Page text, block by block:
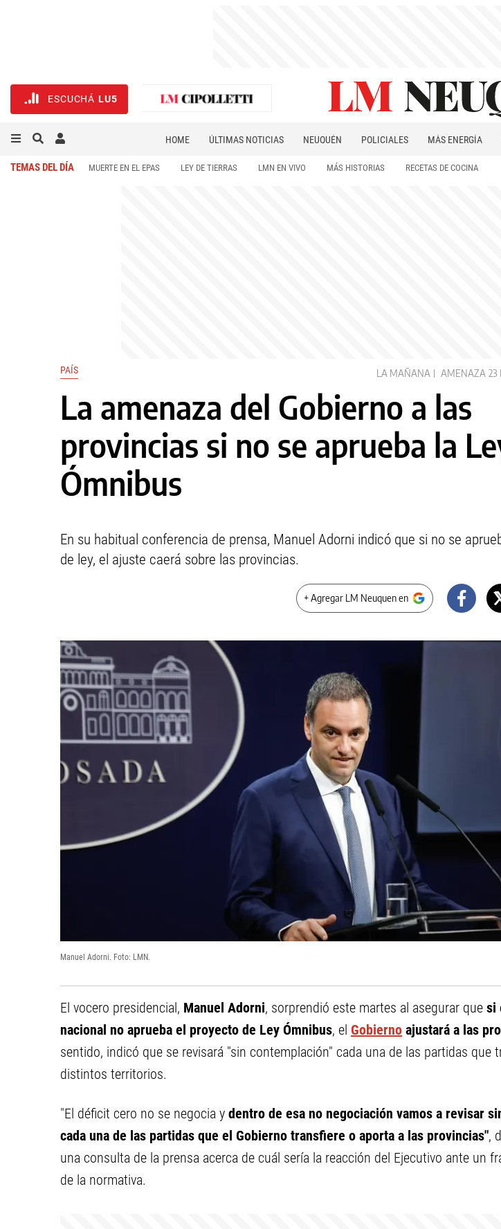
ESCUCHÁ LU5
HOME ÚLTIMAS NOTICIAS NEUQUÉN POLICIALES MÁS ENERGÍA
TEMAS DEL DÍA MUERTE EN EL EPAS LEY DE TIERRAS LMN EN VIVO MÁS HISTORIAS RECETAS DE COCINA
PAÍS LA MAÑANA AMENAZA 23
La amenaza del Gobierno a las
provincias si no se aprueba la
Ómnibus
En su habitual conferencia de prensa, Manuel Adorni indicó que si no se
de ley, el ajuste caerá sobre las provincias.
+ Agregar LM Neuquen en
Manuel Adorni. Foto: LMN.
El vocero presidencial, Manuel Adorni, sorprendió este martes al asegurar que si
nacional no aprueba el proyecto de Ley Ómnibus, el Gobierno ajustará a las
sentido, indicó que se revisará "sin contemplación" cada una de las partidas que
distintos territorios.
"El déficit cero no se negocia y dentro de esa no negociación vamos a revisar
cada una de las partidas que el Gobierno transfiere o aporta a las provincias",
una consulta de la prensa acerca de cuál sería la reacción del Ejecutivo ante un
de la normativa.